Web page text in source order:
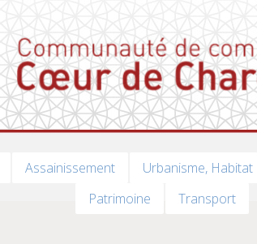
Assainissement Urbanisme, Habitat
Patrimoine
Transport